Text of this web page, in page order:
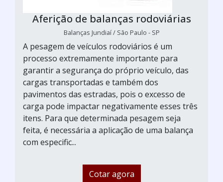
Aferição de balanças rodoviárias
Balanças Jundiaí / São Paulo - SP
A pesagem de veículos rodoviários é um
processo extremamente importante para
garantir a segurança do próprio veículo, das
cargas transportadas e também dos
pavimentos das estradas, pois o excesso de
carga pode impactar negativamente esses três
itens. Para que determinada pesagem seja
feita, é necessária a aplicação de uma balança
com especific...
Cotar agora